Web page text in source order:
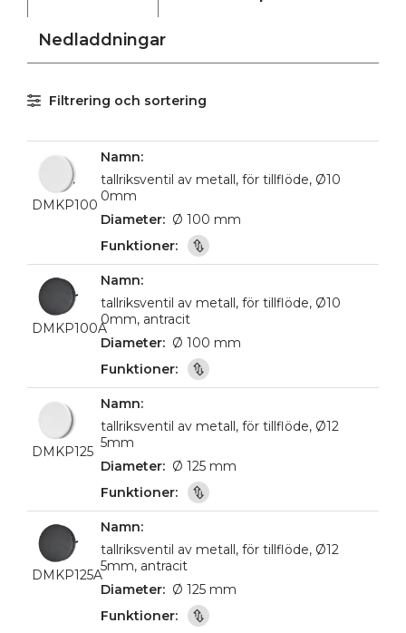
Nedladdningar
Filtrering och sortering
DMKP100
tallriksventil av metall, för tillflöde, Ø10
0mm
Ø 100 mm
DMKP100A
tallriksventil av metall, för tillflöde, Ø10
0mm, antracit
Ø 100 mm
DMKP125
tallriksventil av metall, för tillflöde, Ø12
5mm
Ø 125 mm
DMKP125A
tallriksventil av metall, för tillflöde, Ø12
5mm, antracit
Ø 125 mm